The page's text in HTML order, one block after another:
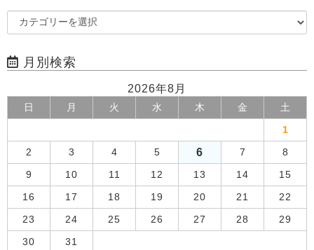
月別検索
2026年8月
日 月 火 水 木 金 土
1
2 3 4 5 6 7 8
9 10 11 12 13 14 15
16 17 18 19 20 21 22
23 24 25 26 27 28 29
30 31